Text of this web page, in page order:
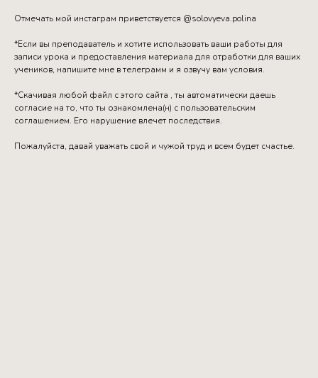
Отмечать мой инстаграм приветствуется @solovyeva.polina
*Если вы преподаватель и хотите использовать ваши работы для
записи урока и предоставления материала для отработки для ваших
учеников, напишите мне в телеграмм и я озвучу вам условия.
*Скачивая любой файл с этого сайта , ты автоматически даешь
согласие на то, что ты ознакомлена(н) с пользовательским
соглашением. Его нарушение влечет последствия.
Пожалуйста, давай уважать свой и чужой труд и всем будет счастье.